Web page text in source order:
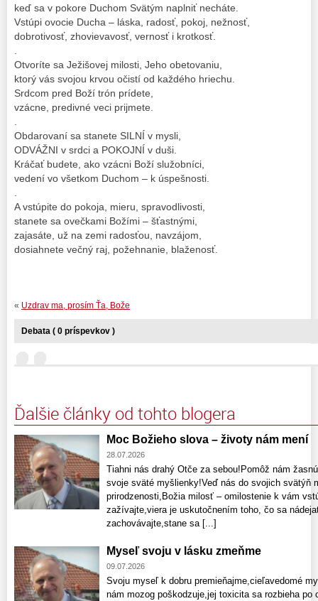
keď sa v pokore Duchom Svätým naplniť necháte.
Vstúpi ovocie Ducha – láska, radosť, pokoj, nežnosť,
dobrotivosť, zhovievavosť, vernosť i krotkosť.
Otvoríte sa Ježišovej milosti, Jeho obetovaniu,
ktorý vás svojou krvou očistí od každého hriechu.
Srdcom pred Boží trón prídete,
vzácne, predivné veci prijmete.
Obdarovaní sa stanete SILNÍ v mysli,
ODVÁŽNI v srdci a POKOJNÍ v duši.
Kráčať budete, ako vzácni Boží služobníci,
vedení vo všetkom Duchom – k úspešnosti.
A vstúpite do pokoja, mieru, spravodlivosti,
stanete sa ovečkami Božími – šťastnými,
zajasáte, už na zemi radosťou, navzájom,
dosiahnete večný raj, požehnanie, blaženosť.
« Uzdrav ma, prosím Ťa, Bože
Debata ( 0 príspevkov )
Ďalšie články od tohto blogera
Moc Božieho slova – životy nám mení
28.07.2026
Tiahni nás drahý Otče za sebou!Pomôž nám
svoje sväté myšlienky!Veď nás do svojich svätýň
prirodzenosti,Božia milosť – omilostenie k vám
zažívajte,viera je uskutočnením toho, čo sa
zachovávajte,stane sa [...]
Myseľ svoju v lásku zmeňme
09.07.2026
Svoju myseľ k dobru premieňajme,cieľavedomé
nám mozog poškodzuje,jej toxicita sa rozbieha po